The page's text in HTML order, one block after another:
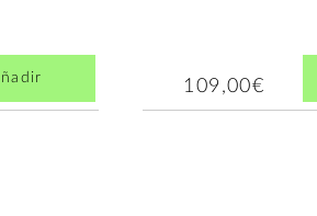
109,00€